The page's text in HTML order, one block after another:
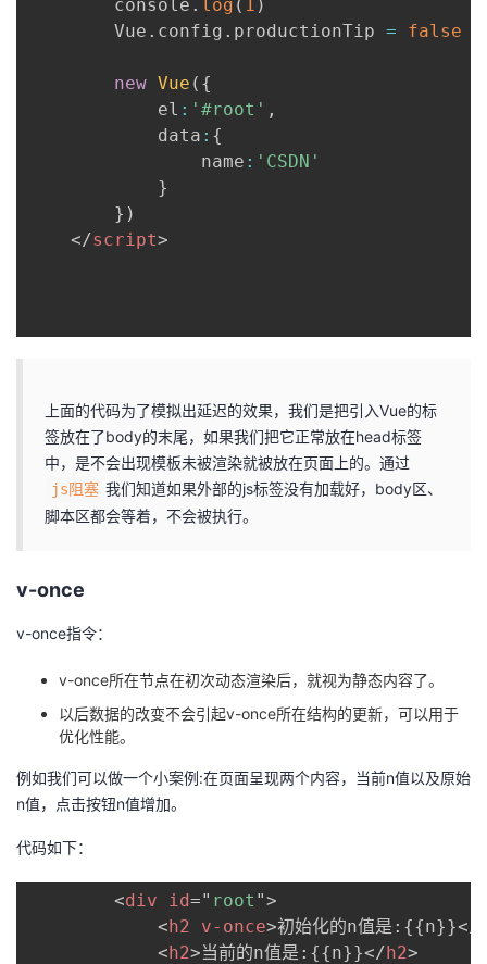
		console
. log ( 1 )
		Vue
. config . productionTip = false
new Vue ( {
			el
: '#root' ,
			data
: {
				name
: 'CSDN'
}
} )
</script>
上面的代码为了模拟出延迟的效果，我们是把引入Vue的标
签放在了body的末尾，如果我们把它正常放在head标签
中，是不会出现模板未被渲染就被放在页面上的。通过
js阻塞 我们知道如果外部的js标签没有加载好，body区、
脚本区都会等着，不会被执行。
v-once
v-once指令：
v-once所在节点在初次动态渲染后，就视为静态内容了。
以后数据的改变不会引起v-once所在结构的更新，可以用于
优化性能。
例如我们可以做一个小案例:在页面呈现两个内容，当前n值以及原始
n值，点击按钮n值增加。
代码如下：
<div id=" root ">
<h2 v-once>初始化的n值是:{{n}}</
<h2>当前的n值是:{{n}}</h2>